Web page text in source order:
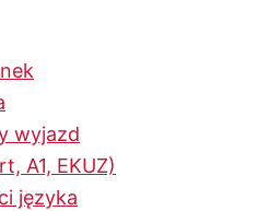
wyjazd
A1, EKUZ)
języka